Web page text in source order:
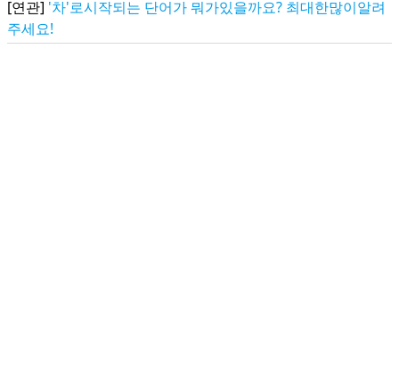
[연관] '차'로시작되는 단어가 뭐가있을까요? 최대한많이알려
주세요!